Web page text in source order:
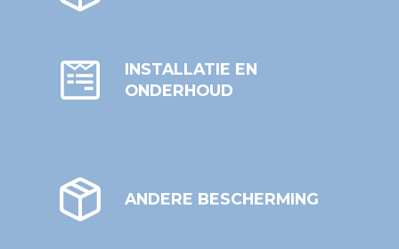
INSTALLATIE EN
ONDERHOUD
ANDERE BESCHERMING